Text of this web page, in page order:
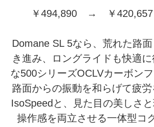
￥494,890 → ￥420,657
Domane SL 5なら、荒れた路
き進み、ロングライドも快適
な500シリーズOCLVカーボンフ
路面からの振動を和らげて疲
IsoSpeedと、見た目の美しさ
操作感を両立させる一体型コ